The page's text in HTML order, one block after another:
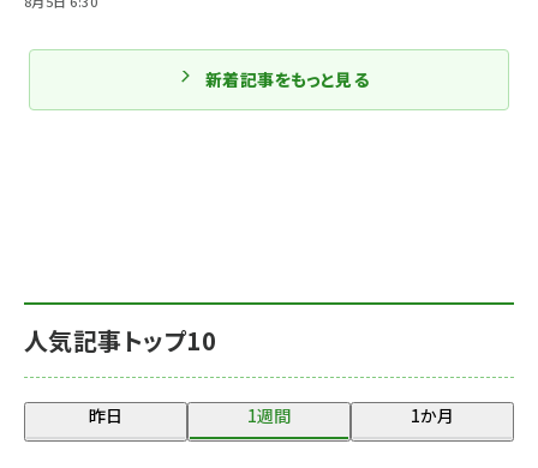
人気記事トップ10
昨日 1週間 1か月
新着記事をもっと見る